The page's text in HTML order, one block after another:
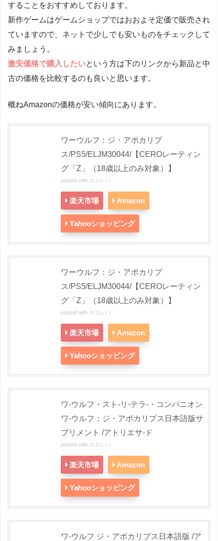
することをおすすめしております。
新作ゲームはゲームショップではおおよそ定価で販売され
ていますので、ネットで少しでも安いものをチェックして
みましょう。
激安価格で購入したいという方は下のリンクから新品と中
古の価格を比較するのも良いと思います。
概ねAmazonの価格が安い傾向にあります。
ワーウルフ：ジ・アポカリプ
ス/PS5/ELJM30044/【CEROレーティン
グ「Z」（18歳以上のみ対象）】
posted with カエレバ
楽天市場 Amazon
Yahooショッピング
ワーウルフ：ジ・アポカリプ
ス/PS5/ELJM30044/【CEROレーティン
グ「Z」（18歳以上のみ対象）】
posted with カエレバ
楽天市場 Amazon
Yahooショッピング
ワ-ウルフ・スト-リ-テラ-・コンパニオン
ワ-ウルフ：ジ・アポカリプス日本語版サ
プリメント /アトリエサ-ド
posted with カエレバ
楽天市場 Amazon
Yahooショッピング
ワ-ウルフ ジ・アポカリプス日本語版 /ア